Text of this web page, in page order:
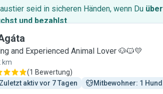
seid in sicheren Händen, wenn Du über
und bezahlst.
and Experienced Animal Lover 🐶🐱💛
km
(1 Bewertung)
Zuletzt aktiv vor 7 Tagen
Mitbewohner: 1 Hund